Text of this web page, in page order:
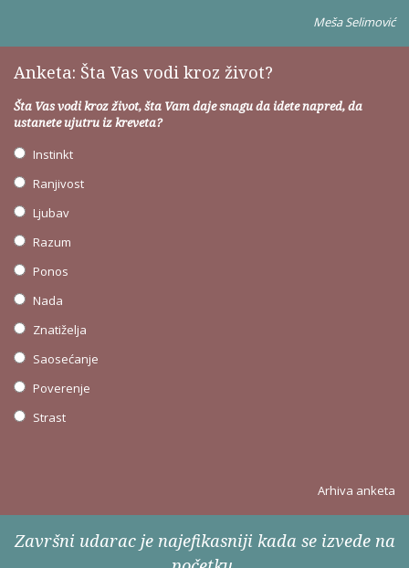
Meša Selimović
Anketa: Šta Vas vodi kroz život?
Šta Vas vodi kroz život, šta Vam daje snagu da idete napred, da
ustanete ujutru iz kreveta?
Instinkt
Ranjivost
Ljubav
Razum
Ponos
Nada
Znatiželja
Saosećanje
Poverenje
Strast
Arhiva anketa
Završni udarac je najefikasniji kada se izvede na